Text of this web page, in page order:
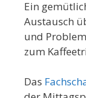
Ein
Austausch
und
zum
Das